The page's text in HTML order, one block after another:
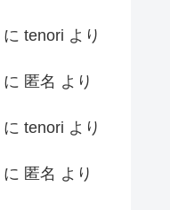
に tenori より
に 匿名 より
に tenori より
に 匿名 より